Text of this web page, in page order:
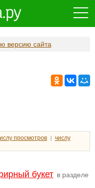
версию сайта
просмотров | числу
букет в разделе